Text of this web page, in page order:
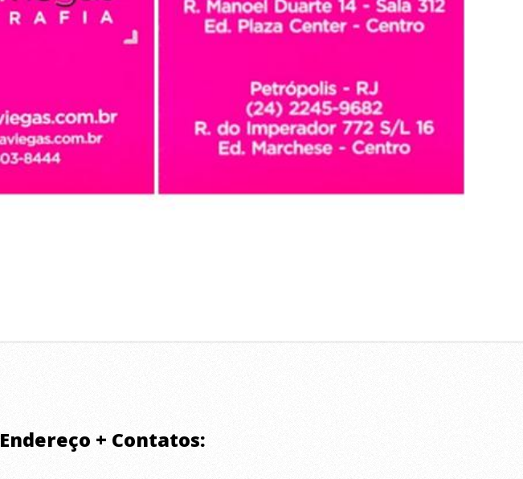
Endereço + Contatos: